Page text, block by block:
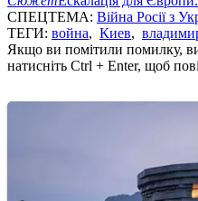
СПЕЦТЕМА: Війна Росії з
ТЕГИ: война, Киев,
Якщо ви помітили помилку,
натисніть Ctrl + Enter, щоб